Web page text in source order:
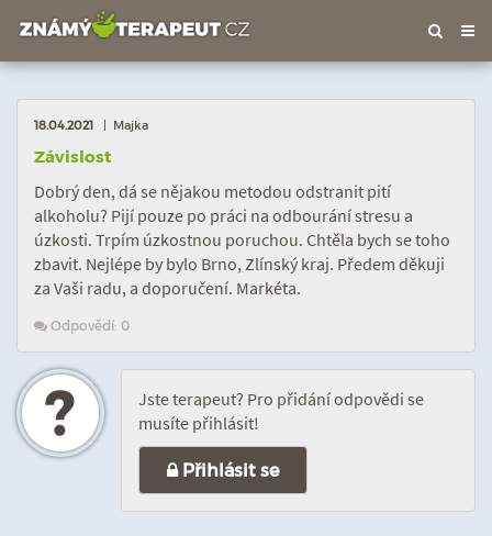
18.04.2021 | Majka
Závislost
Dobrý den, dá se nějakou metodou odstranit pití
alkoholu? Pijí pouze po práci na odbourání stresu a
úzkosti. Trpím úzkostnou poruchou. Chtěla bych se toho
zbavit. Nejlépe by bylo Brno, Zlínský kraj. Předem děkuji
za Vaši radu, a doporučení. Markéta.
Odpovědí: 0
Jste terapeut? Pro přidání odpovědi se
musíte přihlásit!
Přihlásit se